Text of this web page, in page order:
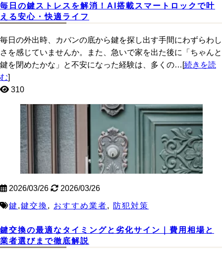
毎日の鍵ストレスを解消！AI搭載スマートロックで叶
える安心・快適ライフ
毎日の外出時、カバンの底から鍵を探し出す手間にわずらわし
さを感じていませんか。また、急いで家を出た後に「ちゃんと
鍵を閉めたかな」と不安になった経験は、多くの…[続きを読
む]
310
2026/03/26 2026/03/26
鍵 ,鍵交換 , おすすめ業者, 防犯対策
鍵交換の最適なタイミングと劣化サイン｜費用相場と
業者選びまで徹底解説